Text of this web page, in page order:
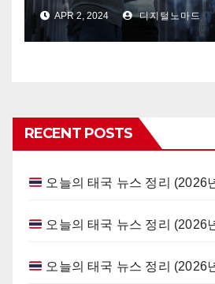
APR 2, 2024 디지털노마드
RECENT POSTS
오늘의 태국 뉴스 정리 (2026
오늘의 태국 뉴스 정리 (2026
오늘의 태국 뉴스 정리 (2026